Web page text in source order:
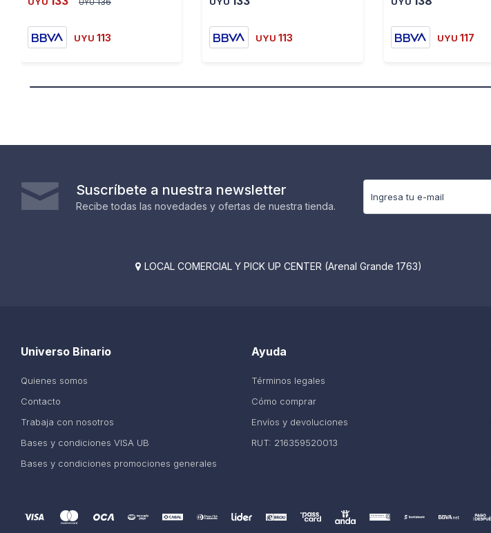
UYU
UYU 113 UYU 113 UYU 117
Suscríbete a nuestra newsletter
Recibe todas las novedades y ofertas de nuestra tienda.
 LOCAL COMERCIAL Y PICK UP CENTER (Arenal Grande 1763)
Ayuda
Términos legales
Cómo comprar
Envíos y devoluciones
RUT: 216359520013
Universo Binario
Quienes somos
Contacto
Trabaja con nosotros
Bases y condiciones VISA UB
Bases y condiciones promociones generales